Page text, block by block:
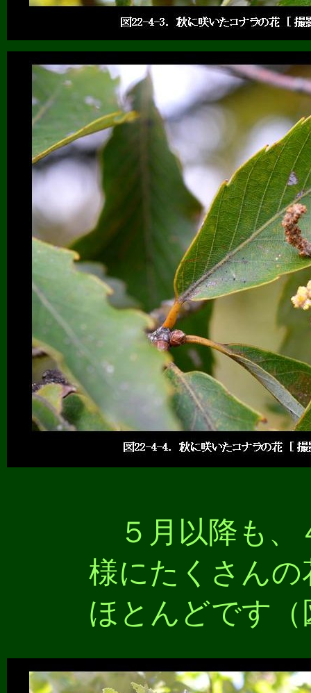
５月以降も、
様にたくさん
ほとんどです（